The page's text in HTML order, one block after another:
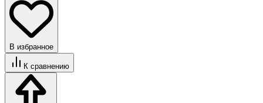
В избранное
К сравнению